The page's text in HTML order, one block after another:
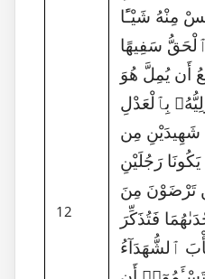
12
مِنْهُ شَيْـًٔا
سَفِيهًا
أَن يُمِلَّ هُوَ
بِٱلْعَدْلِ
مِن
رَجُلَيْنِ
تَرْضَوْنَ مِنَ
فَتُذَكِّرَ
ٱلشُّهَدَآءُ